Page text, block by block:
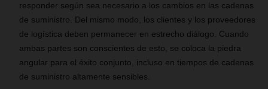
responder según sea necesario a los cambios en las cadenas
de suministro. Del mismo modo, los clientes y los proveedores
de logística deben permanecer en estrecho diálogo. Cuando
ambas partes son conscientes de esto, se coloca la piedra
angular para el éxito conjunto, incluso en tiempos de cadenas
de suministro altamente sensibles.